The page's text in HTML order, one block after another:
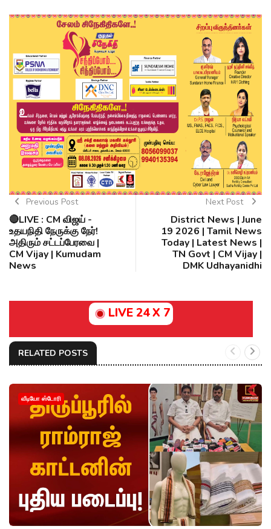
Previous Post
🔴LIVE : CM விஜய் -
உதயநிதி நேருக்கு நேர்!
அதிரும் சட்டப்பேரவை |
CM Vijay | Kumudam
News
Next Post
District News | June
19 2026 | Tamil News
Today | Latest News |
TN Govt | CM Vijay |
DMK Udhayanidhi
LIVE 24 X 7
RELATED POSTS
வீடியோ ஸ்டோரி